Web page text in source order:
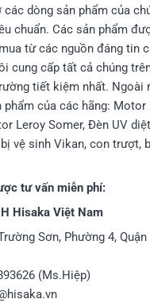
dòng sản phẩm của
chuẩn. Các sản phẩm
từ các nguồn đáng tin
cung cấp tất cả chúng
tiết kiệm nhất. Ngoài
phẩm của các hãng:
Leroy Somer, Đèn UV
vệ sinh Vikan, con trượt,
tư vấn miễn phí:
Hisaka Việt Nam
Sơn, Phường 4, Quận
(Ms.Hiệp)